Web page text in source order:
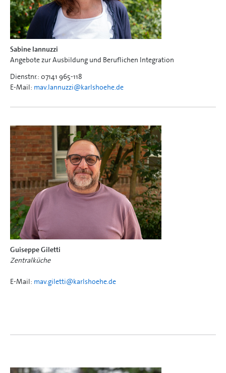
Sabine Iannuzzi
Angebote zur Ausbildung und Beruflichen Integration
Dienstnr.: 07141 965-118
E-Mail: mav.Iannuzzi@karlshoehe.de
Guiseppe Giletti
Zentralküche
E-Mail: mav.giletti@karlshoehe.de